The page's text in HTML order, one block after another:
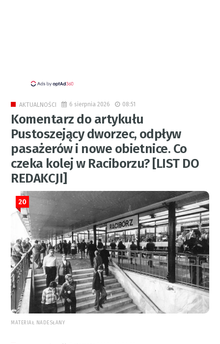
AKTUALNOŚCI 6 sierpnia 2026 08:51
Komentarz do artykułu
Pustoszejący dworzec, odpływ
pasażerów i nowe obietnice. Co
czeka kolej w Raciborzu? [LIST DO
REDAKCJI]
20
MATERIAŁ NADESŁANY